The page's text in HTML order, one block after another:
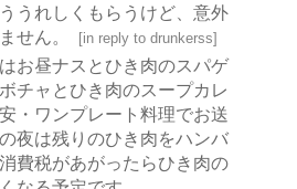
うれしくもらうけど、意外
せん。
[in reply to drunkerss]
お昼ナスとひき肉のスパゲ
ャとひき肉のスープカレ
・ワンプレート料理でお送
夜は残りのひき肉をハンバ
費税があがったらひき肉の